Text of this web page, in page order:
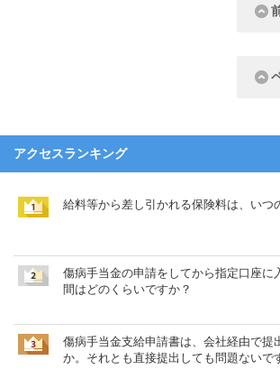
アクセスランキング
給料等から差し引かれる保険料は、いつ
傷病手当金の申請をしてから指定口座に
間はどのくらいですか？
傷病手当金支給申請書は、会社経由で提
か。それとも直接提出しても問題ないで